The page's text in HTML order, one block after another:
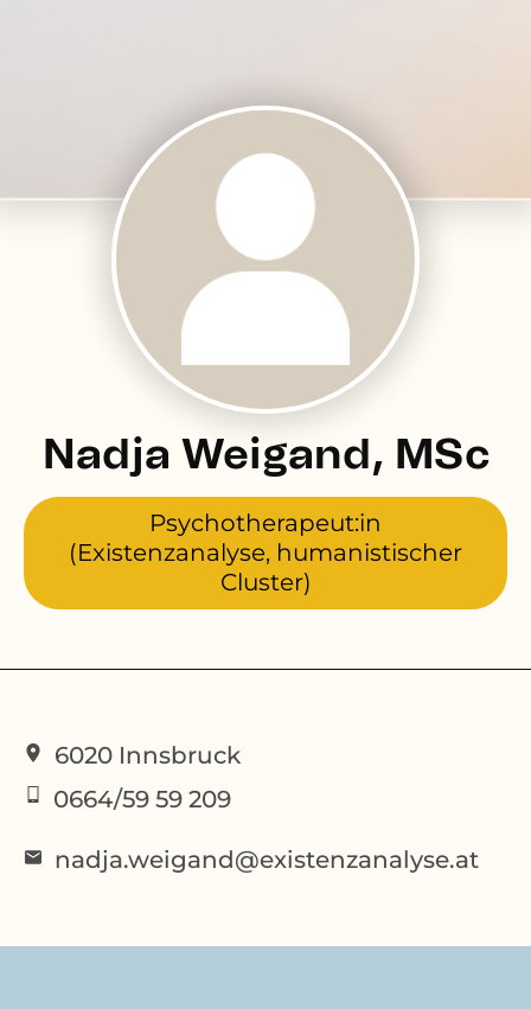
Nadja Weigand, MSc
Psychotherapeut:in
(Existenzanalyse, humanistischer
Cluster)
6020 Innsbruck
0664/59 59 209
nadja.weigand@existenzanalyse.at